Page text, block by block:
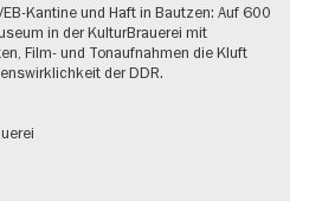
Kantine und Haft in Bautzen: Auf 600
in der KulturBrauerei mit
Film- und Tonaufnahmen die Kluft
der DDR.